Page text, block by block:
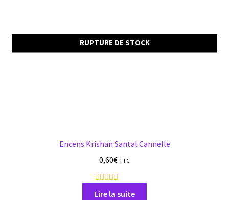
RUPTURE DE STOCK
Encens Krishan Santal Cannelle
0,60€ TTC
Lire la suite